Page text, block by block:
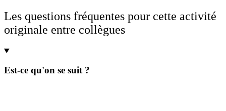
Les questions fréquentes pour cette activité
originale entre collègues
Est-ce qu'on se suit ?